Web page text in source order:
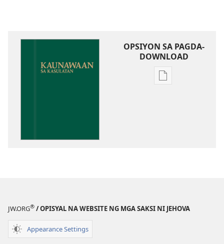
OPSIYON SA PAGDA-
DOWNLOAD
Opsiyon
JW.ORG® / OPISYAL NA WEBSITE NG MGA SAKSI NI JEHOVA
Appearance Settings